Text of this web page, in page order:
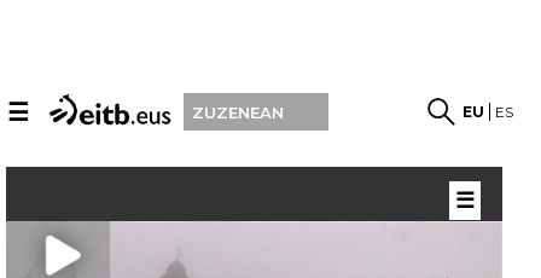
☰ ZUZENEAN EU ES
☰